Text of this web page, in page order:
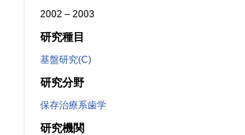
2002 – 2003
研究種目
基盤研究(C)
研究分野
保存治療系歯学
研究機関